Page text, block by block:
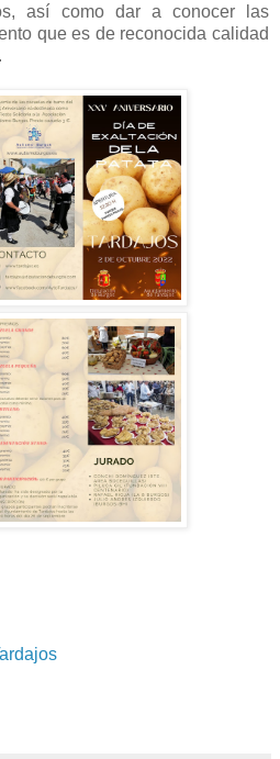
así como dar a conocer las
que es de reconocida calidad